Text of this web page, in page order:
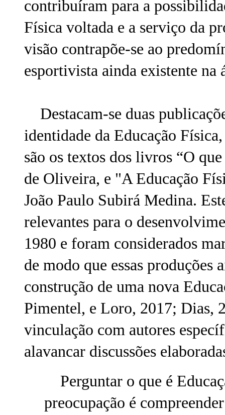
contribuíram para a
Física voltada e a serviço da
visão contrapõe-se ao
esportivista ainda existente na
Destacam-se duas
identidade da Educação
são os textos dos livros “O
de Oliveira, e "A Educação
João Paulo Subirá Medina.
relevantes para o
1980 e foram considerados
de modo que essas produções
construção de uma nova
Pimentel, e Loro, 2017; Dias,
vinculação com autores
alavancar discussões
Perguntar o que é
preocupação é